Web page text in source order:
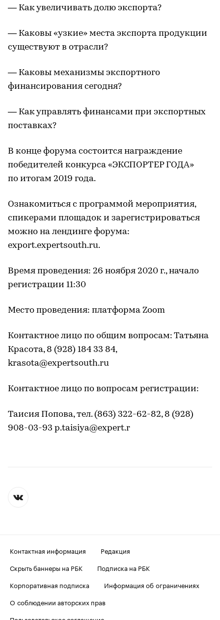
— Как увеличивать долю экспорта?
— Каковы «узкие» места экспорта продукции
существуют в отрасли?
— Каковы механизмы экспортного
финансирования сегодня?
— Как управлять финансами при экспортных
поставках?
В конце форума состоится награждение
победителей конкурса «ЭКСПОРТЕР ГОДА»
по итогам 2019 года.
Ознакомиться с программой мероприятия,
спикерами площадок и зарегистрироваться
можно на лендинге форума:
export.expertsouth.ru.
Время проведения: 26 ноября 2020 г., начало
регистрации 11:30
Место проведения: платформа Zoom
Контактное лицо по общим вопросам: Татьяна
Красота, 8 (928) 184 33 84,
krasota@expertsouth.ru
Контактное лицо по вопросам регистрации:
Таисия Попова, тел. (863) 322-62-82, 8 (928)
908-03-93 p.taisiya@expert.r
Контактная информация
Редакция
Скрыть баннеры на РБК
Подписка на РБК
Корпоративная подписка
Информация об ограничениях
О соблюдении авторских прав